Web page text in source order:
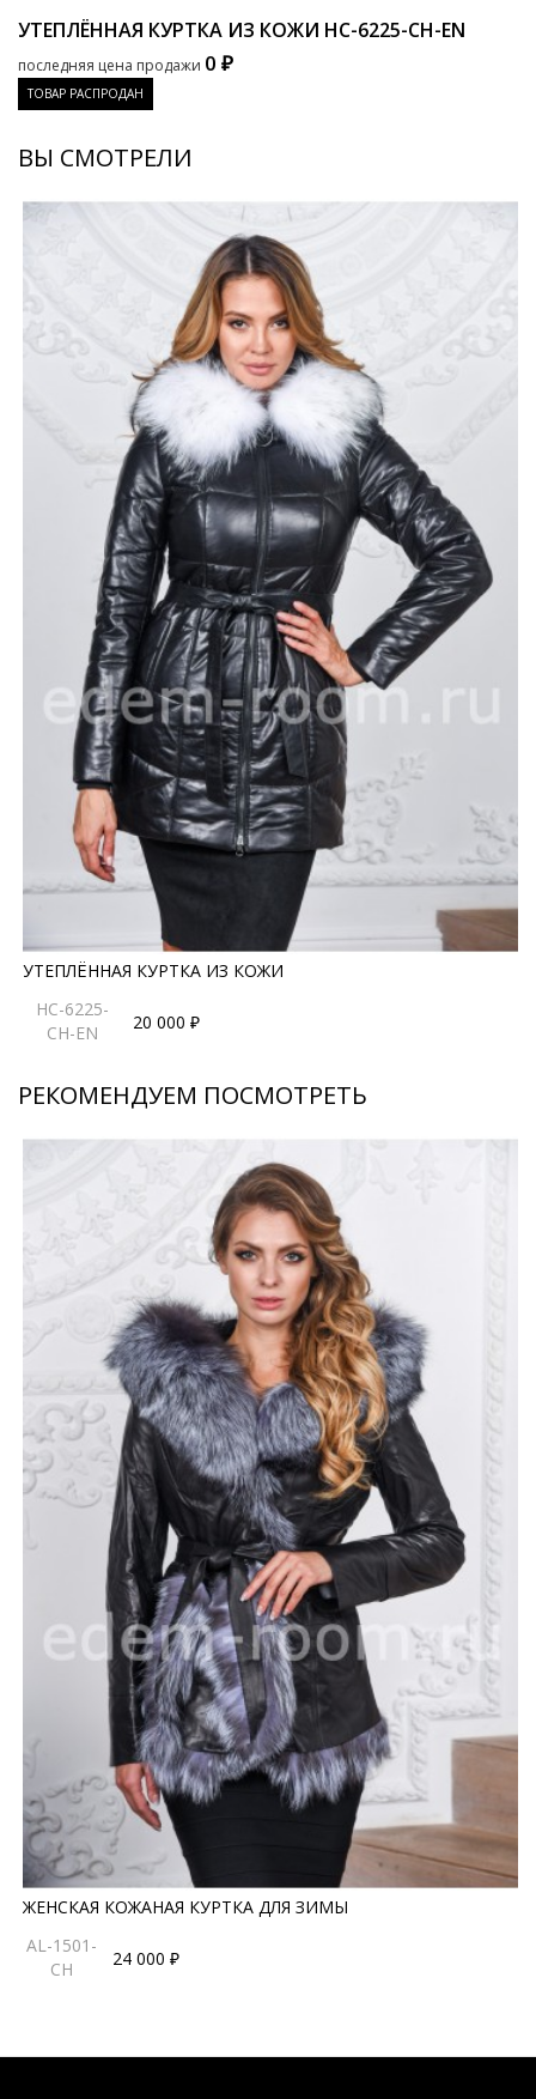
УТЕПЛЁННАЯ КУРТКА ИЗ КОЖИ HC-6225-CH-EN
последняя цена продажи 0 ₽
ТОВАР РАСПРОДАН
ВЫ СМОТРЕЛИ
УТЕПЛЁННАЯ КУРТКА ИЗ КОЖИ
HC-6225-
CH-EN
20 000 ₽
РЕКОМЕНДУЕМ ПОСМОТРЕТЬ
ЖЕНСКАЯ КОЖАНАЯ КУРТКА ДЛЯ ЗИМЫ
AL-1501-
CH
24 000 ₽